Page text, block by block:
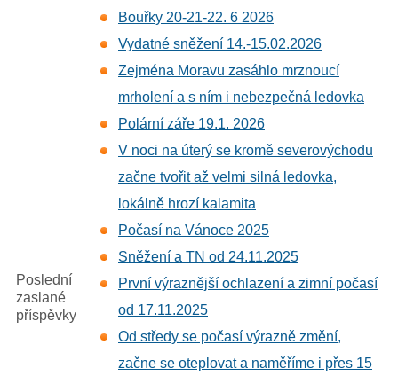
Poslední
zaslané
příspěvky
Bouřky 20-21-22. 6 2026
Vydatné sněžení 14.-15.02.2026
Zejména Moravu zasáhlo mrznoucí
mrholení a s ním i nebezpečná ledovka
Polární záře 19.1. 2026
V noci na úterý se kromě severovýchodu
začne tvořit až velmi silná ledovka,
lokálně hrozí kalamita
Počasí na Vánoce 2025
Sněžení a TN od 24.11.2025
První výraznější ochlazení a zimní počasí
od 17.11.2025
Od středy se počasí výrazně změní,
začne se oteplovat a naměříme i přes 15